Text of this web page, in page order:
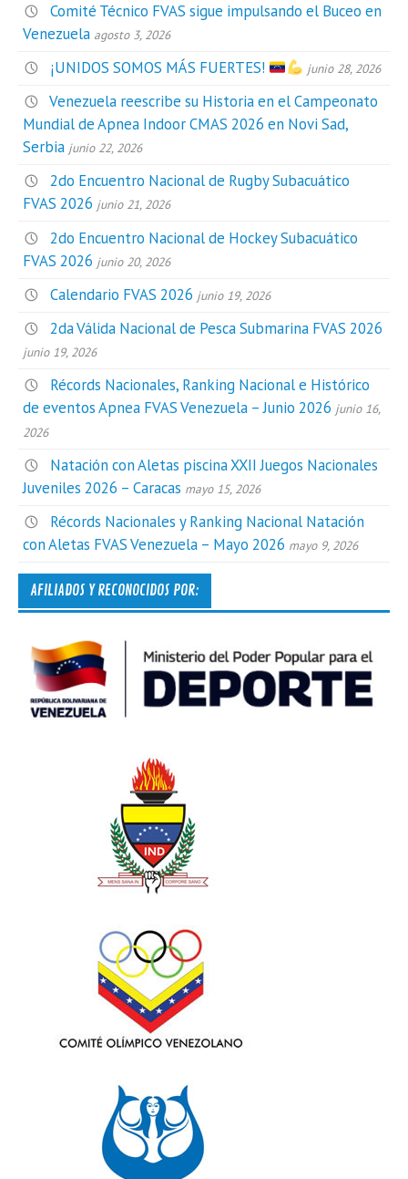
Comité Técnico FVAS sigue impulsando el Buceo en
Venezuela agosto 3, 2026
¡UNIDOS SOMOS MÁS FUERTES! junio 28, 2026
Venezuela reescribe su Historia en el Campeonato
Mundial de Apnea Indoor CMAS 2026 en Novi Sad,
Serbia junio 22, 2026
2do Encuentro Nacional de Rugby Subacuático
FVAS 2026 junio 21, 2026
2do Encuentro Nacional de Hockey Subacuático
FVAS 2026 junio 20, 2026
Calendario FVAS 2026 junio 19, 2026
2da Válida Nacional de Pesca Submarina FVAS 2026
junio 19, 2026
Récords Nacionales, Ranking Nacional e Histórico
de eventos Apnea FVAS Venezuela – Junio 2026 junio 16,
2026
Natación con Aletas piscina XXII Juegos Nacionales
Juveniles 2026 – Caracas mayo 15, 2026
Récords Nacionales y Ranking Nacional Natación
con Aletas FVAS Venezuela – Mayo 2026 mayo 9, 2026
AFILIADOS Y RECONOCIDOS POR: